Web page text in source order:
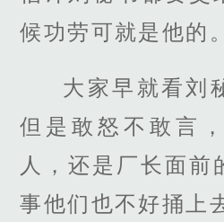
候功劳可就是他的
大家早就看刘
但是敢怒不敢言
人，还是厂长面前
事他们也不好捅上